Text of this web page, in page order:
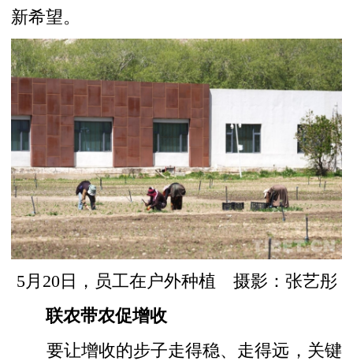
新希望。
5月20日，员工在户外种植 摄影：张艺彤
联农带农促增收
要让增收的步子走得稳、走得远，关键